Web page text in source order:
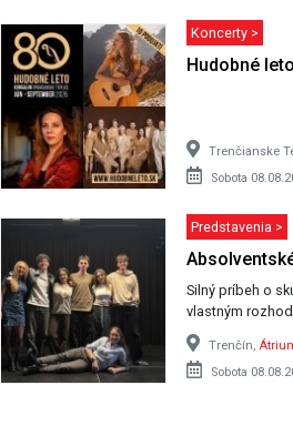
Koncerty >
Hudobné
Trenčianske
Sobota
Predstavenia >
Silný príbeh o
vlastným
Trenčín,
Sobota